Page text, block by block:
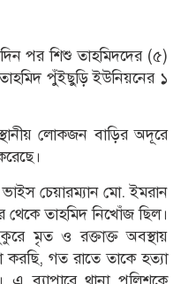
দিন পর শিশু তাহমিদদের (৫)
পুঁইছুড়ি ইউনিয়নের ১
লোকজন বাড়ির অদূরে
চেয়ারম্যান মো. ইমরান
থেকে তাহমিদ নিখোঁজ ছিল।
মৃত ও রক্তাক্ত অবস্থায়
করছি, গত রাতে তাকে হত্যা